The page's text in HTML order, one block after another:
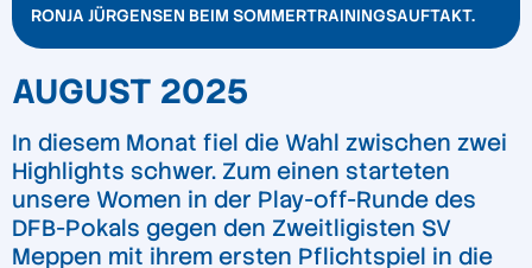
RONJA JÜRGENSEN BEIM SOMMERTRAININGSAUFTAKT.
AUGUST 2025
In diesem Monat fiel die Wahl zwischen zwei
Highlights schwer. Zum einen starteten
unsere Women in der Play-off-Runde des
DFB-Pokals gegen den Zweitligisten SV
Meppen mit ihrem ersten Pflichtspiel in die